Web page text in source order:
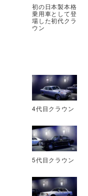
初の日本製本格
乗用車として登
場した初代クラ
ウン
4代目クラウン
5代目クラウン